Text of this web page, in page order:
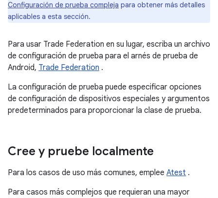
Configuración de prueba compleja para obtener más detalles
aplicables a esta sección.
Para usar Trade Federation en su lugar, escriba un archivo
de configuración de prueba para el arnés de prueba de
Android, Trade Federation .
La configuración de prueba puede especificar opciones
de configuración de dispositivos especiales y argumentos
predeterminados para proporcionar la clase de prueba.
Cree y pruebe localmente
Para los casos de uso más comunes, emplee Atest .
Para casos más complejos que requieran una mayor